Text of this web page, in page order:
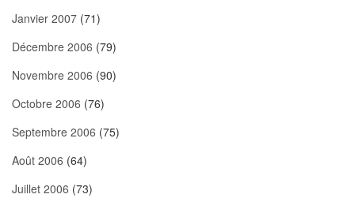
Janvier 2007 (71)
Décembre 2006 (79)
Novembre 2006 (90)
Octobre 2006 (76)
Septembre 2006 (75)
Août 2006 (64)
Juillet 2006 (73)